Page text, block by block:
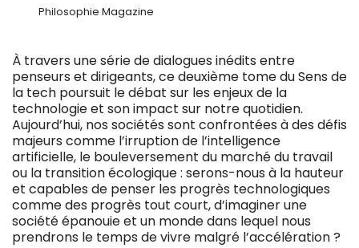
Philosophie Magazine
À travers une série de dialogues inédits entre
penseurs et dirigeants, ce deuxième tome du Sens de
la tech poursuit le débat sur les enjeux de la
technologie et son impact sur notre quotidien.
Aujourd’hui, nos sociétés sont confrontées à des défis
majeurs comme l’irruption de l’intelligence
artificielle, le bouleversement du marché du travail
ou la transition écologique : serons-nous à la hauteur
et capables de penser les progrès technologiques
comme des progrès tout court, d’imaginer une
société épanouie et un monde dans lequel nous
prendrons le temps de vivre malgré l’accélération ?